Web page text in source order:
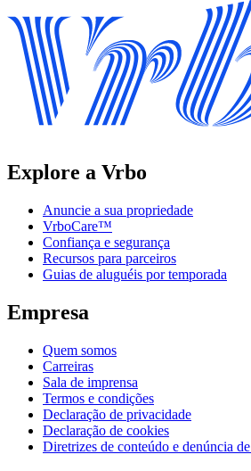
Explore a Vrbo
Anuncie a sua propriedade
VrboCare™
Confiança e segurança
Recursos para parceiros
Guias de aluguéis por temporada
Empresa
Quem somos
Carreiras
Sala de imprensa
Termos e condições
Declaração de privacidade
Declaração de cookies
Diretrizes de conteúdo e denúncia